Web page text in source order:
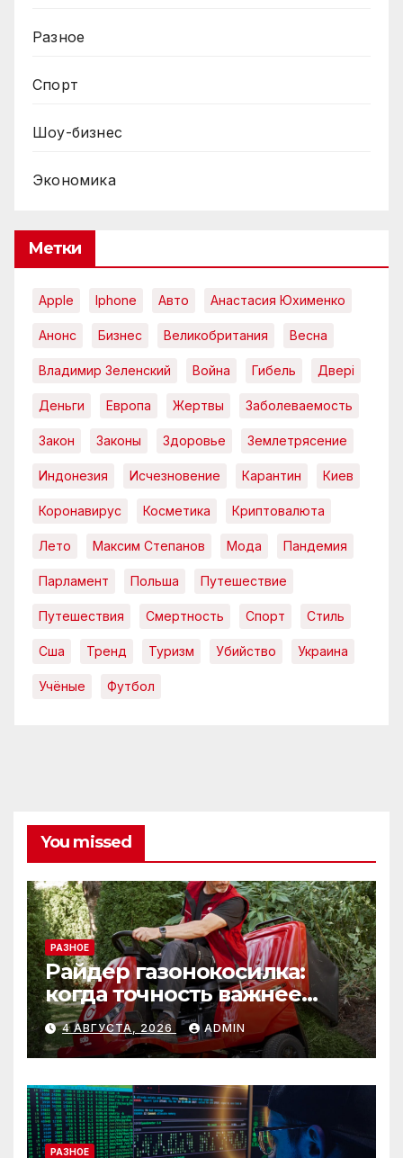
Разное
Спорт
Шоу-бизнес
Экономика
Метки
Apple Iphone Авто Анастасия Юхименко
Анонс Бизнес Великобритания Весна
Владимир Зеленский Война Гибель Двері
Деньги Европа Жертвы Заболеваемость
Закон Законы Здоровье Землетрясение
Индонезия Исчезновение Карантин Киев
Коронавирус Косметика Криптовалюта
Лето Максим Степанов Мода Пандемия
Парламент Польша Путешествие
Путешествия Смертность Спорт Стиль
Сша Тренд Туризм Убийство Украина
Учёные Футбол
You missed
РАЗНОЕ
Райдер газонокосилка:
когда точность важнее
скорости
4 АВГУСТА, 2026 ADMIN
РАЗНОЕ